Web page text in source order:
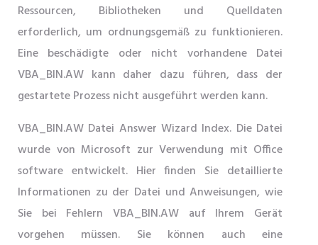
Ressourcen, Bibliotheken und Quelldaten
erforderlich, um ordnungsgemäß zu funktionieren.
Eine beschädigte oder nicht vorhandene Datei
VBA_BIN.AW kann daher dazu führen, dass der
gestartete Prozess nicht ausgeführt werden kann.
VBA_BIN.AW Datei Answer Wizard Index. Die Datei
wurde von Microsoft zur Verwendung mit Office
software entwickelt. Hier finden Sie detaillierte
Informationen zu der Datei und Anweisungen, wie
Sie bei Fehlern VBA_BIN.AW auf Ihrem Gerät
vorgehen müssen. Sie können auch eine